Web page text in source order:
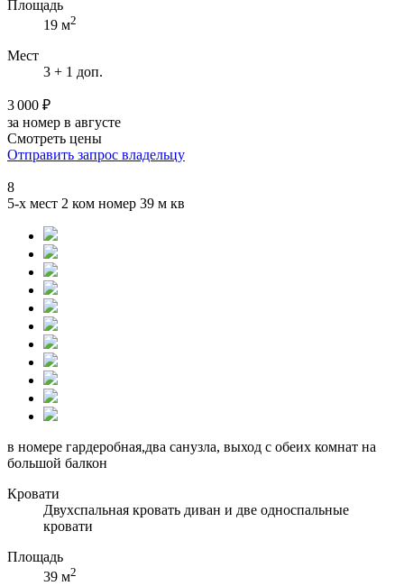
Площадь
19 м2
Мест
3 + 1 доп.
3 000 ₽
за номер в августе
Смотреть цены
Отправить запрос владельцу
8
5-х мест 2 ком номер 39 м кв
в номере гардеробная,два санузла, выход с обеих комнат на
большой балкон
Кровати
Двухспальная кровать диван и две односпальные
кровати
Площадь
39 м2